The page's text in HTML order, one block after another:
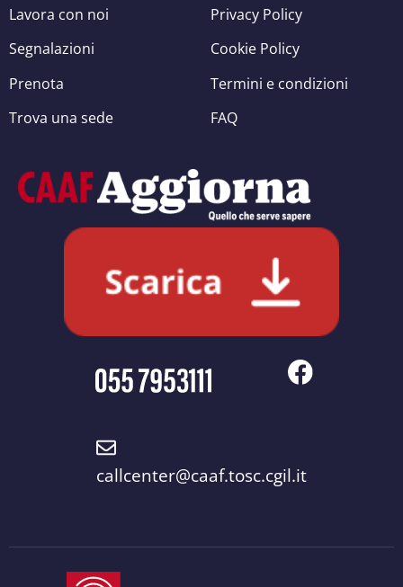
Lavora con noi
Segnalazioni
Prenota
Trova una sede
Privacy Policy
Cookie Policy
Termini e condizioni
FAQ
callcenter@caaf.tosc.cgil.it